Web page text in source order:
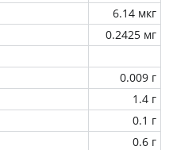
6.14 мкг
0.2425 мг
0.009 г
1.4 г
0.1 г
0.6 г